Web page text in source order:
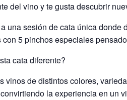
del vino y te gusta descubrir
una sesión de cata única
con 5 pinchos especiales
cata diferente?
vinos de distintos colores,
la experiencia en un